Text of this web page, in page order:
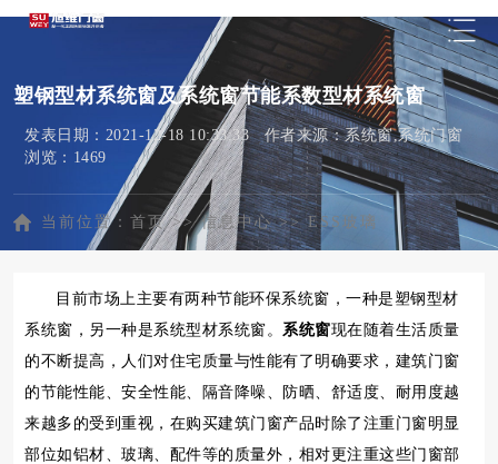
塑钢型材系统窗及系统窗节能系数型材系统窗
发表日期：2021-12-18 10:33:33 作者来源：系统窗,系统门窗
浏览：1469
当前位置： 首页>>信息中心>>ESS玻璃
目前市场上主要有两种节能环保系统窗，一种是塑钢型材
系统窗，另一种是系统型材系统窗。 系统窗现在随着生活质量
的不断提高，人们对住宅质量与性能有了明确要求，建筑门窗
的节能性能、安全性能、隔音降噪、防晒、舒适度、耐用度越
来越多的受到重视，在购买建筑门窗产品时除了注重门窗明显
部位如铝材、玻璃、配件等的质量外，相对更注重这些门窗部